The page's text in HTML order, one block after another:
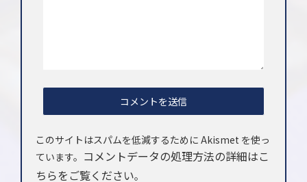
このサイトはスパムを低減するために Akismet を使っ
ています。 コメントデータの処理方法の詳細はこ
ちらをご覧ください。